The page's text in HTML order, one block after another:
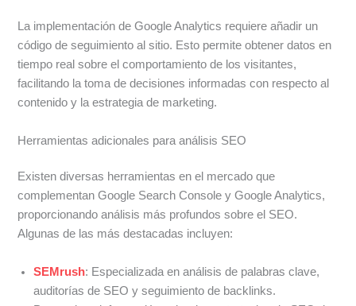
La implementación de Google Analytics requiere añadir un
código de seguimiento al sitio. Esto permite obtener datos en
tiempo real sobre el comportamiento de los visitantes,
facilitando la toma de decisiones informadas con respecto al
contenido y la estrategia de marketing.
Herramientas adicionales para análisis SEO
Existen diversas herramientas en el mercado que
complementan Google Search Console y Google Analytics,
proporcionando análisis más profundos sobre el SEO.
Algunas de las más destacadas incluyen:
SEMrush: Especializada en análisis de palabras clave,
auditorías de SEO y seguimiento de backlinks.